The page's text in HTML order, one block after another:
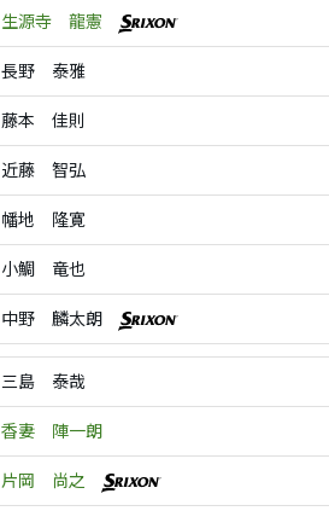
生源寺 龍憲
長野 泰雅
藤本 佳則
近藤 智弘
幡地 隆寛
小鯛 竜也
中野 麟太朗
三島 泰哉
香妻 陣一朗
片岡 尚之